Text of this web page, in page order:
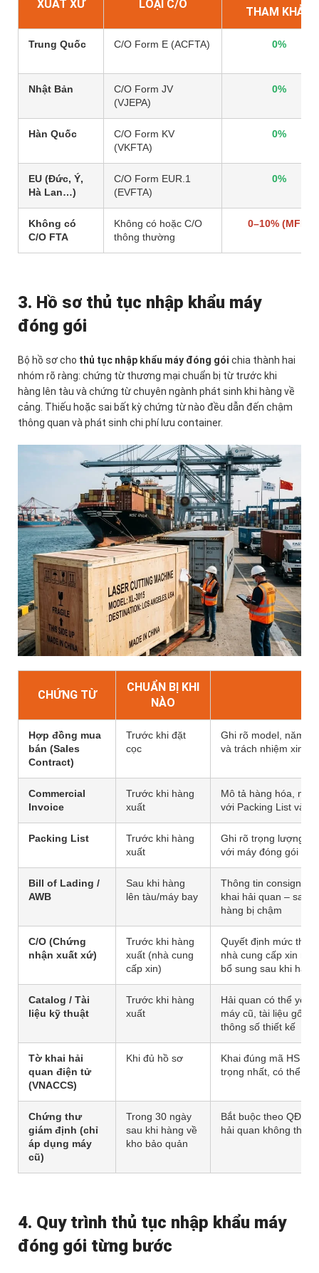
XUẤT XỨ LOẠI C/O
THAM KHẢO
Trung Quốc C/O Form E (ACFTA) 0%
Nhật Bản
C/O Form JV
(VJEPA)
0%
Hàn Quốc
C/O Form KV
(VKFTA)
0%
EU (Đức, Ý,
Hà Lan…)
C/O Form EUR.1
(EVFTA)
0%
Không có
C/O FTA
Không có hoặc C/O
thông thường
0–10% (MFN)
3. Hồ sơ thủ tục nhập khẩu máy
đóng gói
Bộ hồ sơ cho thủ tục nhập khẩu máy đóng gói chia thành hai
nhóm rõ ràng: chứng từ thương mại chuẩn bị từ trước khi
hàng lên tàu và chứng từ chuyên ngành phát sinh khi hàng về
cảng. Thiếu hoặc sai bất kỳ chứng từ nào đều dẫn đến chậm
thông quan và phát sinh chi phí lưu container.
CHỨNG TỪ
CHUẨN BỊ KHI
NÀO
Hợp đồng mua
bán (Sales
Contract)
Trước khi đặt
cọc
Ghi rõ model, năm
và trách nhiệm xin
Commercial
Invoice
Trước khi hàng
xuất
Mô tả hàng hóa, mã
với Packing List và
Packing List
Trước khi hàng
xuất
Ghi rõ trọng lượng,
với máy đóng gói
Bill of Lading /
AWB
Sau khi hàng
lên tàu/máy bay
Thông tin
khai hải quan – sai
hàng bị chậm
C/O (Chứng
nhận xuất xứ)
Trước khi hàng
xuất (nhà cung
cấp xin)
Quyết định mức thuế
nhà cung cấp xin
bổ sung sau khi
Catalog / Tài
liệu kỹ thuật
Trước khi hàng
xuất
Hải quan có thể yêu
máy cũ, tài liệu gốc
thông số thiết kế
Tờ khai hải
quan điện tử
(VNACCS)
Khi đủ hồ sơ
Khai đúng mã HS và
trọng nhất, có thể bị
Chứng thư
giám định (chỉ
áp dụng máy
cũ)
Trong 30 ngày
sau khi hàng về
kho bảo quản
Bắt buộc theo QĐ
hải quan không
4. Quy trình thủ tục nhập khẩu máy
đóng gói từng bước